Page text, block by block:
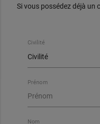
Si vous possédez déjà un
Civilité
Prénom
Nom